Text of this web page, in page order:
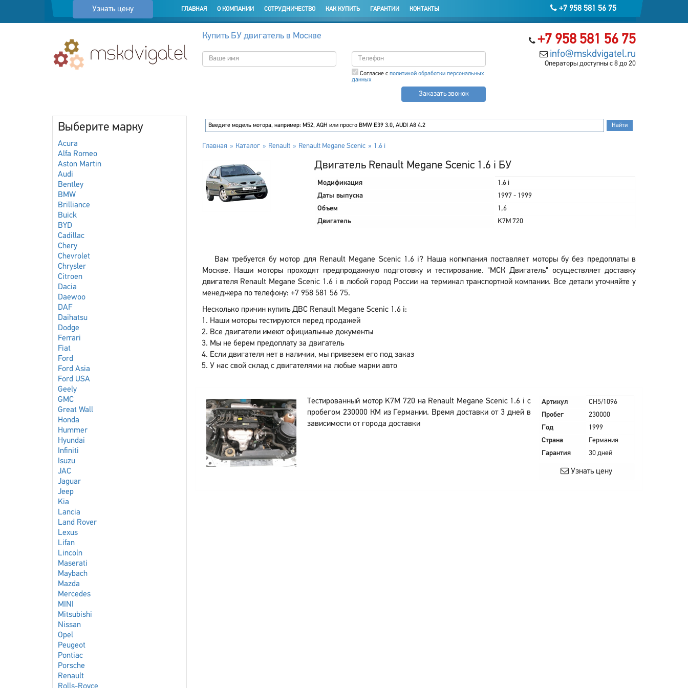
Узнать цену +7 958 581 56 75
ГЛАВНАЯ О КОМПАНИИ СОТРУДНИЧЕСТВО КАК КУПИТЬ ГАРАНТИИ КОНТАКТЫ
+7 958 581 56 75
info@mskdvigatel.ru
Операторы доступны с 8 до 20
Купить БУ двигатель в Москве
Согласие с политикой обработки персональных
данных
Заказать звонок
Выберите марку
Acura
Alfa Romeo
Aston Martin
Audi
Bentley
BMW
Brilliance
Buick
BYD
Cadillac
Chery
Chevrolet
Chrysler
Citroen
Dacia
Daewoo
DAF
Daihatsu
Dodge
Ferrari
Fiat
Ford
Ford Asia
Ford USA
Geely
GMC
Great Wall
Honda
Hummer
Hyundai
Infiniti
Isuzu
JAC
Jaguar
Jeep
Kia
Lancia
Land Rover
Lexus
Lifan
Lincoln
Maserati
Maybach
Mazda
Mercedes
MINI
Mitsubishi
Nissan
Opel
Peugeot
Pontiac
Porsche
Renault
Главная Каталог Renault Renault Megane Scenic 1.6 i
Двигатель Renault Megane Scenic 1.6 i БУ
Модификация
1.6 i
Даты выпуска
1997 - 1999
Объем
1,6
Двигатель
K7M 720
Вам требуется бу мотор для Renault Megane Scenic 1.6 i? Наша копмпания поставляет моторы бу без предоплаты в
Москве. Наши моторы проходят предпродажную подготовку и тестирование. "МСК Двигатель" осуществляет доставку
двигателя Renault Megane Scenic 1.6 i в любой город России на терминал транспортной компании. Все детали уточняйте у
менеджера по телефону: +7 958 581 56 75.
Несколько причин купить ДВС Renault Megane Scenic 1.6 i:
Наши моторы тестируются перед продажей
Все двигатели имеют официальные документы
Мы не берем предоплату за двигатель
Если двигателя нет в наличии, мы привезем его под заказ
У нас свой склад с двигателями на любые марки авто
Тестированный мотор K7M 720 на Renault Megane Scenic 1.6 i с
пробегом 230000 КМ из Германии. Время доставки от 3 дней в
зависимости от города доставки
Артикул
CH5/1096
Пробег
230000
Год
1999
Страна
Германия
Гарантия
30 дней
Узнать цену